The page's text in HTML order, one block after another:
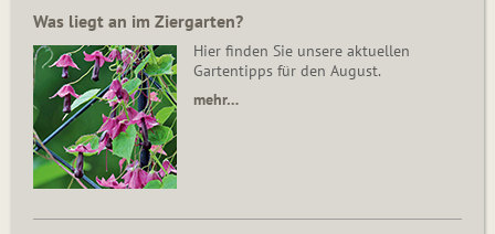
Was liegt an im Ziergarten?
Hier finden Sie unsere aktuellen
Gartentipps für den August.
mehr…